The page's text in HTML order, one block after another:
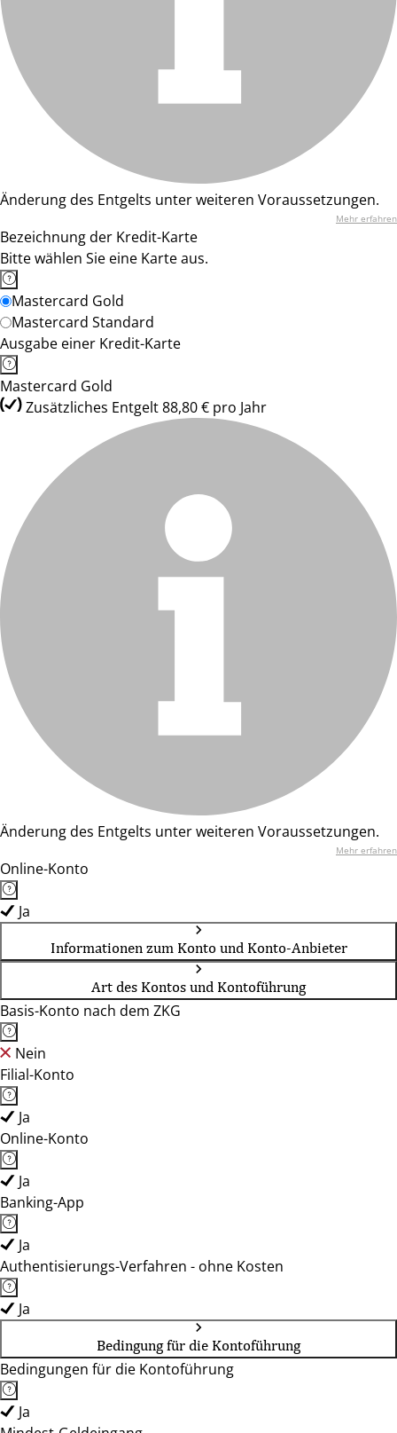
Änderung des Entgelts unter weiteren Voraussetzungen.
Mehr erfahren
Bezeichnung der Kredit-Karte
Bitte wählen Sie eine Karte aus.
Mastercard Gold
Mastercard Standard
Ausgabe einer Kredit-Karte
Mastercard Gold
Zusätzliches Entgelt 88,80 € pro Jahr
Änderung des Entgelts unter weiteren Voraussetzungen.
Mehr erfahren
Online-Konto
Ja
Informationen zum Konto und Konto-Anbieter
Art des Kontos und Kontoführung
Basis-Konto nach dem ZKG
Nein
Filial-Konto
Ja
Online-Konto
Ja
Banking-App
Ja
Authentisierungs-Verfahren - ohne Kosten
Ja
Bedingung für die Kontoführung
Bedingungen für die Kontoführung
Ja